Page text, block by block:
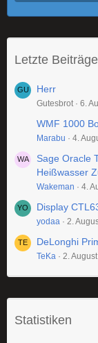
Letzte Beiträge
Herr
Gutesbrot 6.
WMF 1000
Marabu 4.
Sage Oracle
Heißwasser
Wakeman 4.
Display
yodaa 2.
DeLonghi
TeKa 2.
Statistiken